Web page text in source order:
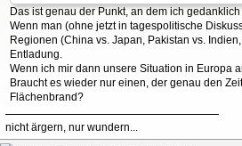
Das ist genau der Punkt, an dem ich
Wenn man (ohne jetzt in tagespolitische
Regionen (China vs. Japan, Pakistan vs.
Entladung.
Wenn ich mir dann unsere Situation in Europa
Braucht es wieder nur einen, der genau den
Flächenbrand?
nicht ärgern, nur wundern...